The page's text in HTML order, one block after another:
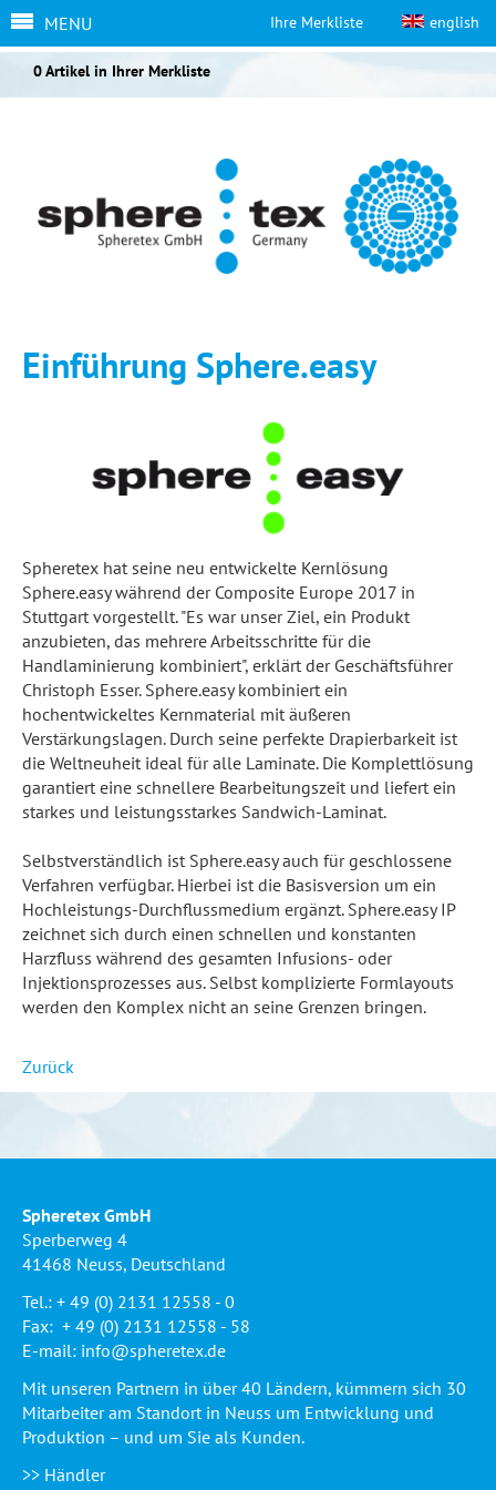
english
Ihre Merkliste
0 Artikel in Ihrer Merkliste
MENU
Einführung Sphere.easy
Spheretex hat seine neu entwickelte Kernlösung
Sphere.easy während der Composite Europe 2017 in
Stuttgart vorgestellt. "Es war unser Ziel, ein Produkt
anzubieten, das mehrere Arbeitsschritte für die
Handlaminierung kombiniert", erklärt der Geschäftsführer
Christoph Esser. Sphere.easy kombiniert ein
hochentwickeltes Kernmaterial mit äußeren
Verstärkungslagen. Durch seine perfekte Drapierbarkeit ist
die Weltneuheit ideal für alle Laminate. Die Komplettlösung
garantiert eine schnellere Bearbeitungszeit und liefert ein
starkes und leistungsstarkes Sandwich-Laminat.
Selbstverständlich ist Sphere.easy auch für geschlossene
Verfahren verfügbar. Hierbei ist die Basisversion um ein
Hochleistungs-Durchflussmedium ergänzt. Sphere.easy IP
zeichnet sich durch einen schnellen und konstanten
Harzfluss während des gesamten Infusions- oder
Injektionsprozesses aus. Selbst komplizierte Formlayouts
werden den Komplex nicht an seine Grenzen bringen.
Zurück
Spheretex GmbH
Sperberweg 4
41468 Neuss, Deutschland
Tel.: + 49 (0) 2131 12558 - 0
Fax: + 49 (0) 2131 12558 - 58
E-mail: info@spheretex.de
Mit unseren Partnern in über 40 Ländern, kümmern sich 30
Mitarbeiter am Standort in Neuss um Entwicklung und
Produktion – und um Sie als Kunden.
>> Händler